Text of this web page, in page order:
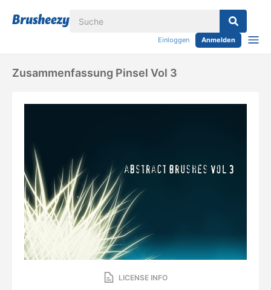
Einloggen Anmelden
Zusammenfassung Pinsel Vol 3
LICENSE INFO